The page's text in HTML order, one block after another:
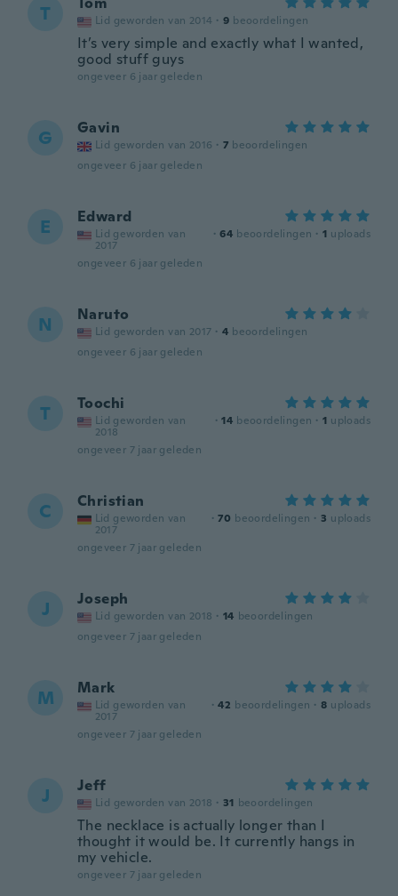
T Lid geworden van 2014 · 9 beoordelingen
It’s very simple and exactly what I wanted,
good stuff guys
ongeveer 6 jaar geleden
G Gavin
Lid geworden van 2016 · 7 beoordelingen
ongeveer 6 jaar geleden
E Edward
Lid geworden van
2017
· 64 beoordelingen · 1 uploads
ongeveer 6 jaar geleden
N Naruto
Lid geworden van 2017 · 4 beoordelingen
ongeveer 6 jaar geleden
T Toochi
Lid geworden van
2018
· 14 beoordelingen · 1 uploads
ongeveer 7 jaar geleden
C Christian
Lid geworden van
2017
· 70 beoordelingen · 3 uploads
ongeveer 7 jaar geleden
J Joseph
Lid geworden van 2018 · 14 beoordelingen
ongeveer 7 jaar geleden
M Mark
Lid geworden van
2017
· 42 beoordelingen · 8 uploads
ongeveer 7 jaar geleden
J Jeff
Lid geworden van 2018 · 31 beoordelingen
The necklace is actually longer than I
thought it would be. It currently hangs in
my vehicle.
ongeveer 7 jaar geleden